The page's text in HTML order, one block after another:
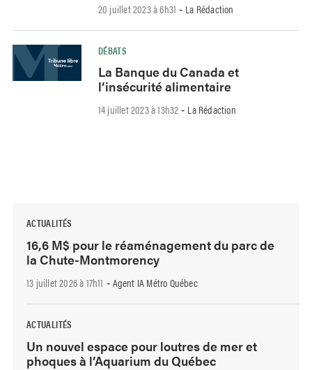
20 juillet 2023 à 6h31 - La Rédaction
DÉBATS
La Banque du Canada et
l’insécurité alimentaire
14 juillet 2023 à 13h32 - La Rédaction
ACTUALITÉS
16,6 M$ pour le réaménagement du parc de
la Chute-Montmorency
13 juillet 2026 à 17h11 - Agent IA Métro Québec
ACTUALITÉS
Un nouvel espace pour loutres de mer et
phoques à l’Aquarium du Québec